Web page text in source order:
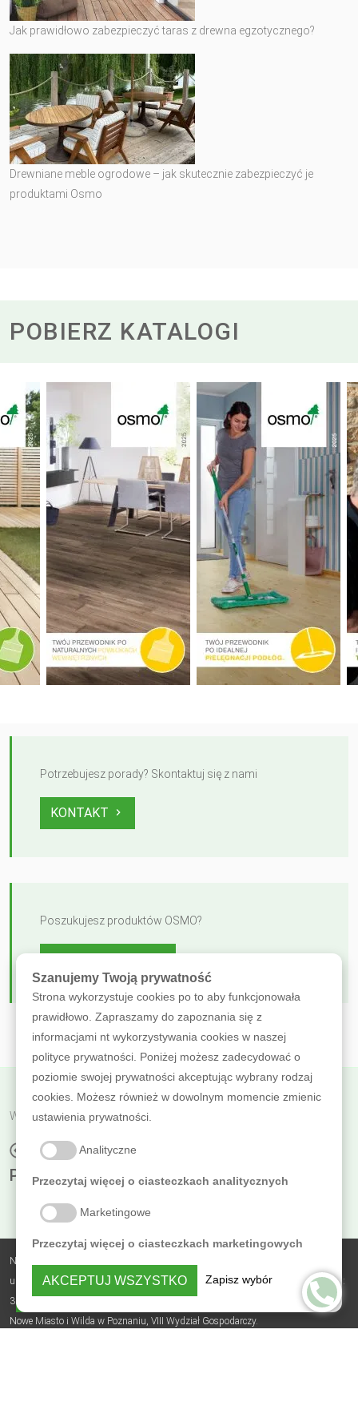
Jak prawidłowo zabezpieczyć taras z drewna egzotycznego?
Drewniane meble ogrodowe – jak skutecznie zabezpieczyć je
produktami Osmo
POBIERZ KATALOGI
Potrzebujesz porady? Skontaktuj się z nami
KONTAKT
Poszukujesz produktów OSMO?
Wróć do poprzedniej
OLEJE TARASOWE W WIOSENNEJ
PROMOCJI!
Nobless Polska Zbigniew Sierzputowski Sp. k.,
ul. Skrajna 3B, Sierosław, 62-080 Tarnowo Podgórne, NIP: 7831742179, REGON:
364482735, BDO: 000305723, nr KRS: 0000618619, Sąd Rejonowy Poznań -
Nowe Miasto i Wilda w Poznaniu, VIII Wydział Gospodarczy.
PRYWATNOŚĆ
Szanujemy Twoją prywatność
Strona wykorzystuje cookies po to aby funkcjonowała
prawidłowo. Zapraszamy do zapoznania się z
informacjami nt wykorzystywania cookies w naszej
polityce prywatności. Poniżej możesz zadecydować o
poziomie swojej prywatności akceptując wybrany rodzaj
cookies. Możesz również w dowolnym momencie zmienic
ustawienia prywatności.
Analityczne
Przeczytaj więcej o ciasteczkach analitycznych
Marketingowe
Przeczytaj więcej o ciasteczkach marketingowych
AKCEPTUJ WSZYSTKO Zapisz wybór